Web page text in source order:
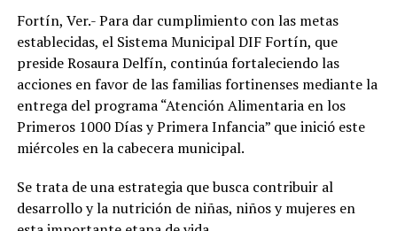
y las bombas de agua sean devueltas, ya que de forma
extraña desaparecieron y nadie sabe dónde están.
Esperan que, ahora si, Hernández Sánchez de la cara y
resuelva los problemas, pero sin culpar a otros de los
problemas que el mismo ha generado y ante su falta de
capacidad no puede resolver.
RELATED TOPICS:
Fortín, Ver.- Para dar cumplimiento con las metas
establecidas, el Sistema Municipal DIF Fortín, que
preside Rosaura Delfín, continúa fortaleciendo las
acciones en favor de las familias fortinenses mediante la
entrega del programa “Atención Alimentaria en los
Primeros 1000 Días y Primera Infancia” que inició este
miércoles en la cabecera municipal.
Se trata de una estrategia que busca contribuir al
desarrollo y la nutrición de niñas, niños y mujeres en